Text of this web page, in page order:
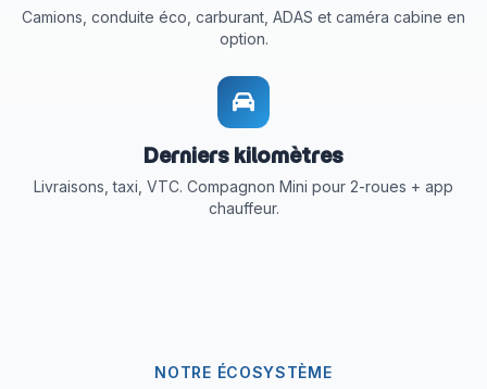
Camions, conduite éco, carburant, ADAS et caméra cabine en
option.
Derniers kilomètres
Livraisons, taxi, VTC. Compagnon Mini pour 2-roues + app
chauffeur.
NOTRE ÉCOSYSTÈME